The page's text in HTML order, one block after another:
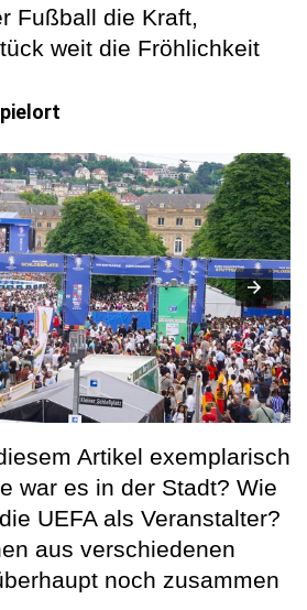
Fußball die Kraft,
weit die Fröhlichkeit
Artikel exemplarisch
war es in der Stadt? Wie
UEFA als Veranstalter?
aus verschiedenen
noch zusammen